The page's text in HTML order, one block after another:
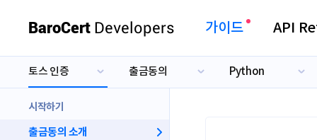
BaroCert Developers 가이드 API
토스 인증
카카오 인증
네이버 인증
출금동의
본인인증
Python
Java
시작하기
출금동의 소개